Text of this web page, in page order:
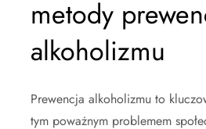
metody
alkoholizmu
Prewencja alkoholizmu to
tym poważnym problemem